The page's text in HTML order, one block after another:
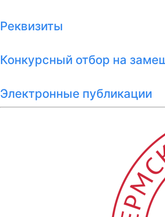
Реквизиты
Конкурсный отбор на
Электронные публикации